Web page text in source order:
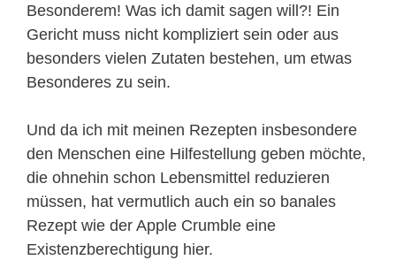
Besonderem! Was ich damit sagen will?! Ein
Gericht muss nicht kompliziert sein oder aus
besonders vielen Zutaten bestehen, um etwas
Besonderes zu sein.
Und da ich mit meinen Rezepten insbesondere
den Menschen eine Hilfestellung geben möchte,
die ohnehin schon Lebensmittel reduzieren
müssen, hat vermutlich auch ein so banales
Rezept wie der Apple Crumble eine
Existenzberechtigung hier.